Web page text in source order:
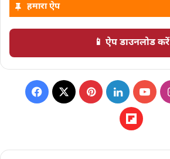
हमारा ऐप
📱 ऐप डाउनलोड करें